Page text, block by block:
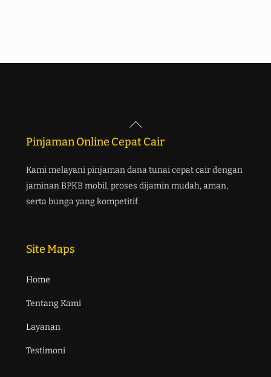
Pinjaman Online Cepat Cair
Kami melayani pinjaman dana tunai cepat cair dengan
jaminan BPKB mobil, proses dijamin mudah, aman,
serta bunga yang kompetitif.
Site Maps
Home
Tentang Kami
Layanan
Testimoni
Back
To